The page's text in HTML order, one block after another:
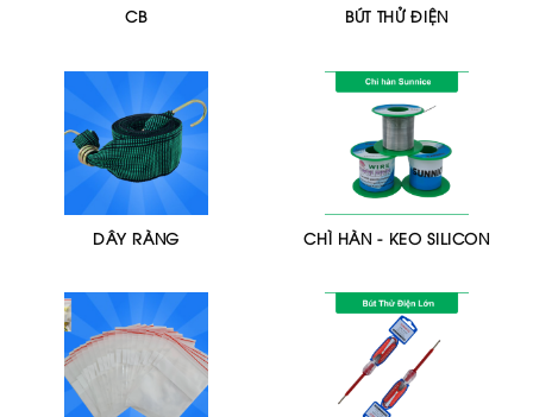
CB BÚT THỬ ĐIỆN
DÂY RÀNG CHÌ HÀN - KEO SILICON